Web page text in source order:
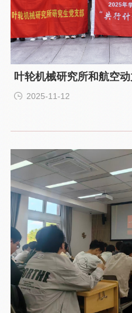
叶轮机械研究所和航空
展“鉴史砺行”主题党日活
2025-11-12